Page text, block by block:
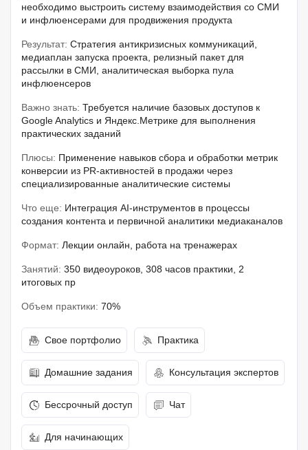
необходимо выстроить систему взаимодействия со СМИ
и инфлюенсерами для продвижения продукта
Результат: Стратегия антикризисных коммуникаций,
медиаплан запуска проекта, релизный пакет для
рассылки в СМИ, аналитическая выборка пула
инфлюенсеров
Важно знать: Требуется наличие базовых доступов к
Google Analytics и Яндекс.Метрике для выполнения
практических заданий
Плюсы: Применение навыков сбора и обработки метрик
конверсии из PR-активностей в продажи через
специализированные аналитические системы
Что еще: Интеграция AI-инструментов в процессы
создания контента и первичной аналитики медиаканалов
Формат: Лекции онлайн, работа на тренажерах
Занятий: 350 видеоуроков, 308 часов практики, 2
итоговых пр
Объем практики: 70%
Свое портфолио Практика
Домашние задания Консультация экспертов
Бессрочный доступ Чат
Для начинающих